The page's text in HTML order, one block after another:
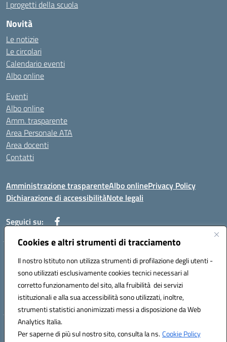
Cookies e altri strumenti di tracciamento
Il nostro Istituto non utilizza strumenti di profilazione degli utenti -
sono utilizzati esclusivamente cookies tecnici necessari al
corretto funzionamento del sito, alla fruibilità dei servizi
istituzionali e alla sua accessibilità sono utilizzati, inoltre,
strumenti statistici anonimizzati messi a disposizione da Web
Analytics Italia.
Per saperne di più sul nostro sito, consulta la ns.Cookie Policy
I progetti della scuola
Novità
Le notizie
Le circolari
Calendario eventi
Albo online
Eventi
Albo online
Amm. trasparente
Area Personale ATA
Area docenti
Contatti
Amministrazione trasparenteAlbo onlinePrivacy Policy
Dichiarazione di accessibilitàNote legali
Seguici su:
Indirizzo: VIA BRECCIAME, 46 - 81024 MADDALONI (CE)
Mail: CEIC8AU001@istruzione.it - Pec: CEIC8AU001@pec.istruzione.it -
Telefono: 0823408721
Meccanografico: CEIC8AU001
Codice fiscale: 93086080616
Hosting & Powered by 3D Solution S.r.l.